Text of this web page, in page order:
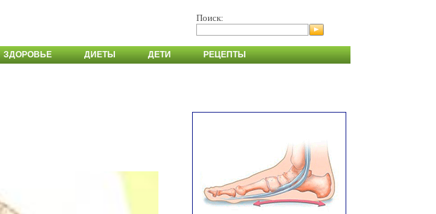
Поиск:
ЗДОРОВЬЕ ДИЕТЫ ДЕТИ РЕЦЕПТЫ